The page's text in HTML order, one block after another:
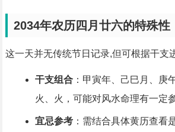
2034年农历四月廿六的特殊性
这一天并无传统节日记录,但可根据干支
干支组合：甲寅年、己巳月、庚
火、火，可能对风水命理有一定
宜忌参考：需结合具体黄历查看